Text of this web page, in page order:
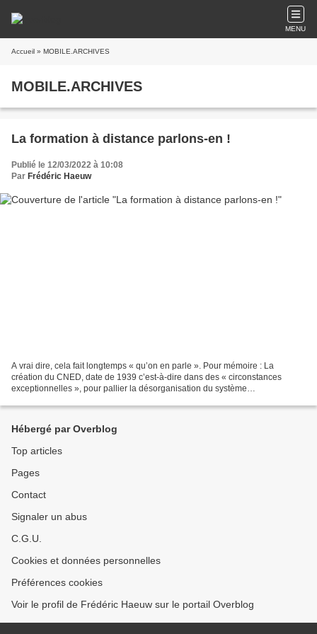
MENU
Accueil » MOBILE.ARCHIVES
MOBILE.ARCHIVES
La formation à distance parlons-en !
Publié le 12/03/2022 à 10:08
Par Frédéric Haeuw
A vrai dire, cela fait longtemps « qu’on en parle ». Pour mémoire : La
création du CNED, date de 1939 c’est-à-dire dans des « circonstances
exceptionnelles », pour pallier la désorganisation du système
Hébergé par Overblog
Top articles
Pages
Contact
Signaler un abus
C.G.U.
Cookies et données personnelles
Préférences cookies
Voir le profil de Frédéric Haeuw sur le portail Overblog